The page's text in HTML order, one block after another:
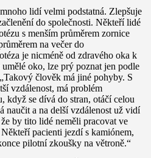
lidí velmi podstatná. Zlepšuje
do společnosti. Někteří lidé
s menším průměrem zornice
na večer do
je nicméně od zdravého oka k
oko, lze prý poznat jen podle
člověk má jiné pohyby. S
vzdálenost, má problém
když se dívá do stran, otáčí celou
naučit a na delší vzdálenost už vidí
by tito lidé neměli pracovat ve
pacienti jezdí s kamiónem,
pilotní zkoušky na větroně.“